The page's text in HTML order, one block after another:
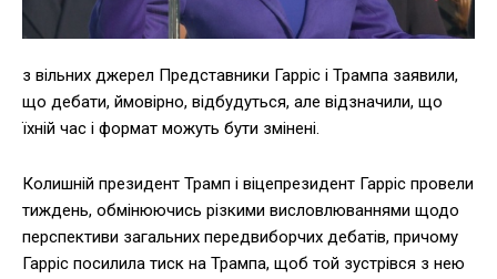
з вільних джерел Представники Гарріс і Трампа заявили,
що дебати, ймовірно, відбудуться, але відзначили, що
їхній час і формат можуть бути змінені.
Колишній президент Трамп і віцепрезидент Гарріс провели
тиждень, обмінюючись різкими висловлюваннями щодо
перспективи загальних передвиборчих дебатів, причому
Гарріс посилила тиск на Трампа, щоб той зустрівся з нею